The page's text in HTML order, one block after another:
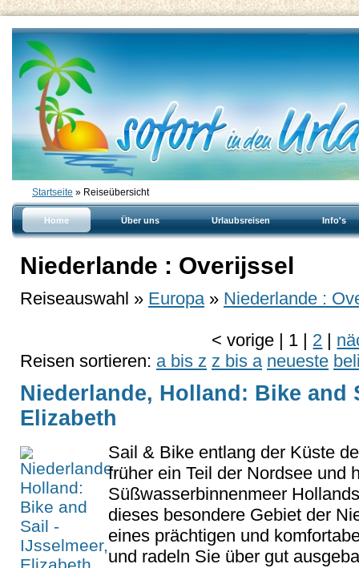
Startseite » Reiseübersicht
Home Über uns Urlaubsreisen Info's
Niederlande : Overijssel
Reiseauswahl » Europa » Niederlande :
<vorige | 1 | 2 |
Reisen sortieren: a bis z z bis a neueste
Niederlande, Holland: Bike and
Elizabeth
Sail & Bike entlang der Küste
früher ein Teil der Nordsee und
Süßwasserbinnenmeer
dieses besondere Gebiet der
eines prächtigen und
und radeln Sie über gut